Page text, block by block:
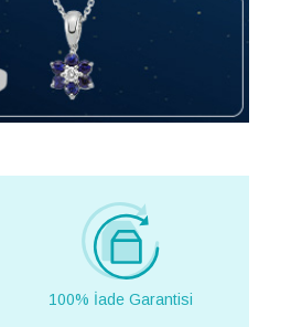
100% İade Garantisi